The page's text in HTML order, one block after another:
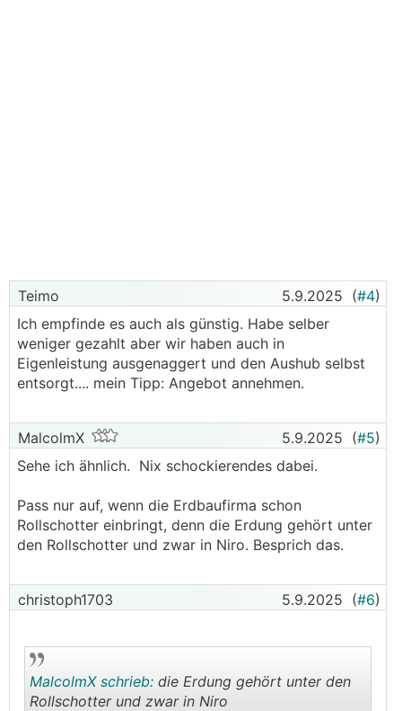
Teimo 5.9.2025 (#4)
Ich empfinde es auch als günstig. Habe selber
weniger gezahlt aber wir haben auch in
Eigenleistung ausgenaggert und den Aushub selbst
entsorgt.... mein Tipp: Angebot annehmen.
MalcolmX 5.9.2025 (#5)
Sehe ich ähnlich. Nix schockierendes dabei.
Pass nur auf, wenn die Erdbaufirma schon
Rollschotter einbringt, denn die Erdung gehört unter
den Rollschotter und zwar in Niro. Besprich das.
christoph1703 5.9.2025 (#6)
MalcolmX schrieb: die Erdung gehört unter den
Rollschotter und zwar in Niro